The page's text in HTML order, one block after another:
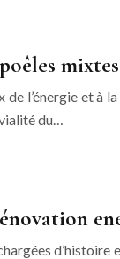
de l’énergie et
du…